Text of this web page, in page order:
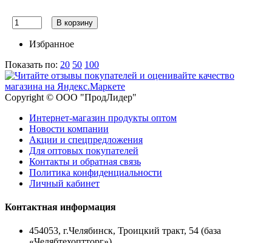
В корзину
Избранное
Показать по: 20 50 100
Copyright © ООО "ПродЛидер"
Интернет-магазин продукты оптом
Новости компании
Акции и спецпредложения
Для оптовых покупателей
Контакты и обратная связь
Политика конфиденциальности
Личный кабинет
Контактная информация
454053, г.Челябинск, Троицкий тракт, 54 (база